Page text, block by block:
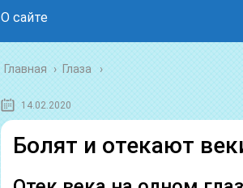
О сайте
Главная › Глаза
14.02.2020
Болят и отекают